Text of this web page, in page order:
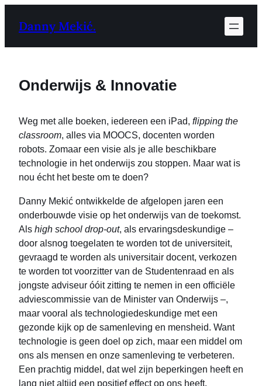
naarDanny Mekić.
Onderwijs & Innovatie
Weg met alle boeken, iedereen een iPad, flipping the
classroom, alles via MOOCS, docenten worden
robots. Zomaar een visie als je alle beschikbare
technologie in het onderwijs zou stoppen. Maar wat is
nou écht het beste om te doen?
Danny Mekić ontwikkelde de afgelopen jaren een
onderbouwde visie op het onderwijs van de toekomst.
Als high school drop-out, als ervaringsdeskundige –
door alsnog toegelaten te worden tot de universiteit,
gevraagd te worden als universitair docent, verkozen
te worden tot voorzitter van de Studentenraad en als
jongste adviseur óóit zitting te nemen in een officiële
adviescommissie van de Minister van Onderwijs –,
maar vooral als technologiedeskundige met een
gezonde kijk op de samenleving en mensheid. Want
technologie is geen doel op zich, maar een middel om
ons als mensen en onze samenleving te verbeteren.
Een prachtig middel, dat wel zijn beperkingen heeft en
lang niet altijd een positief effect op ons heeft.